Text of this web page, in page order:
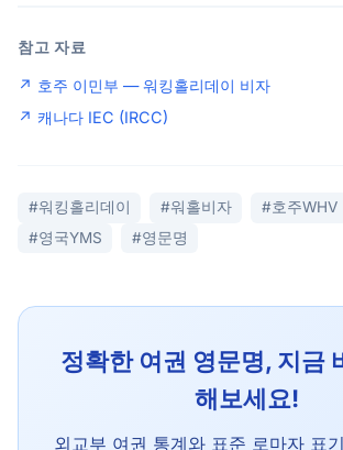
참고 자료
↗ 호주 이민부 — 워킹홀리데이 비자
↗ 캐나다 IEC (IRCC)
#워킹홀리데이 #워홀비자 #호주WHV
#영국YMS
#영문명
정확한 여권 영문명, 지금
해보세요!
외교부 여권 통계와 표준 로마자 표